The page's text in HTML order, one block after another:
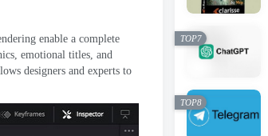
enable a complete
, emotional titles, and
designers and experts to
TOP7
TOP8